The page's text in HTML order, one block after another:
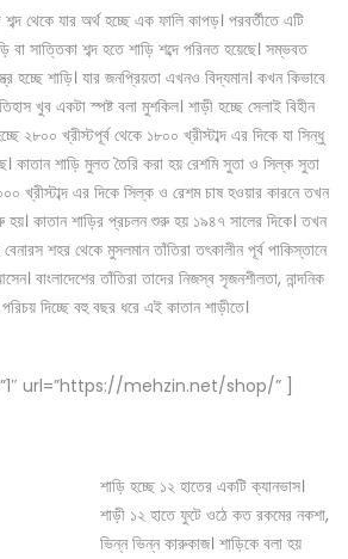
থেকে যার অর্থ হচ্ছে এক ফালি কাপড়। পরবর্তীতে এটি
বা সাত্তিকা শব্দ হতে শাড়ি শব্দে পরিনত হয়েছে। সম্ভবত
হচ্ছে শাড়ি। যার জনপ্রিয়তা এখনও বিদ্যমান। কখন কিভাবে
খুব একটা স্পষ্ট বলা মুশকিল। শাড়ী হচ্ছে সেলাই বিহীন
২৮০০ খ্রীস্টপূর্ব থেকে ১৮০০ খ্রীস্টাব্দ এর দিকে যা সিন্ধু
কাতান শাড়ি মুলত তৈরি করা হয় রেশমি সুতা ও সিল্ক সুতা
খ্রীস্টাব্দ এর দিকে সিল্ক ও রেশম চাষ হওয়ার কারনে তখন
কাতান শাড়ির প্রচলন শুরু হয় ১৯৪৭ সালের দিকে। তখন
শহর থেকে মুসলমান তাঁতিরা তৎকালীন পূর্ব পাকিস্তানে
বাংলাদেশের তাঁতিরা তাদের নিজস্ব সৃজনশীলতা, নান্দনিক
দিচ্ছে বহু বছর ধরে এই কাতান শাড়ীতে।
url=”https://mehzin.net/shop/” ]
শাড়ি হচ্ছে ১২ হাতের একটি ক্যানভাস।
শাড়ী ১২ হাতে ফুটে ওঠে কত রকমের নকশা,
ভিন্ন ভিন্ন কারুকাজ। শাড়িকে বলা হয়